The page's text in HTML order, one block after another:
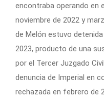
encontraba operando en
noviembre de 2022 y
de Melón estuvo
2023, producto de una
por el Tercer Juzgado
denuncia de Imperial en
rechazada en febrero de